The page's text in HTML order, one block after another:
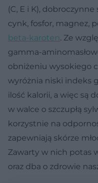
(C, E i K),
cynk, fosfor, magnez,
beta-karoten. Ze
gamma-
obniżeniu wysokiego
wyróżnia niski indeks
ilość kalorii, a więc są
w walce o szczupłą
korzystnie na
zapewniają skórze
Zawarty w nich potas
oraz dba o zdrowie